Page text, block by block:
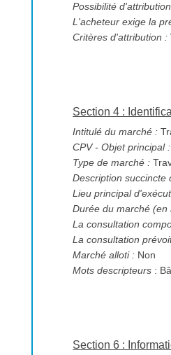
L'acheteur exige la
Critères d'attribution :
Section 4 :
Intitulé du marché :
CPV- Objet principal
Type de marché :
Description succincte
Lieu principal
Durée du marché (en
La consultation
La consultation
Marché alloti : Non
Mots descripteurs :
Section 6 :